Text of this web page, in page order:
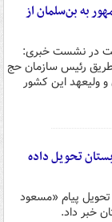
به بن‌سلمان از
در نشست خبری:
رئیس سازمان حج
و ولیعهد این کشور
تحویل داده
پیام «مسعود
خبر داد.